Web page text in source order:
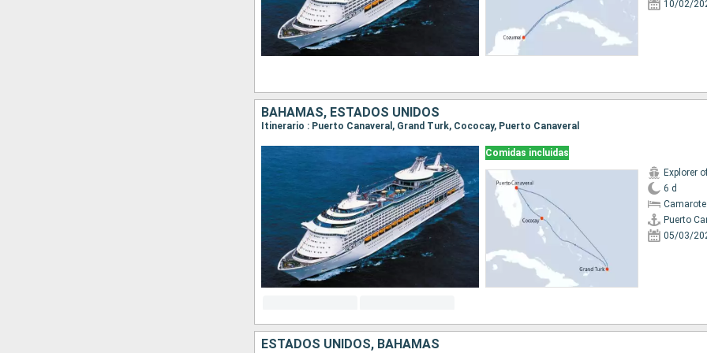
10/02/
BAHAMAS, ESTADOS UNIDOS
Itinerario : Puerto Canaveral, Grand Turk, Cococay, Puerto Canaveral
Comidas incluidas
Explorer
6 d
Puerto
05/03/
ESTADOS UNIDOS, BAHAMAS